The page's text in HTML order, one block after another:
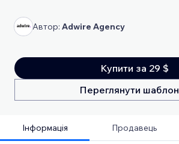
Автор: Adwire Agency
Купити за 29 $
Переглянути шаблон
Інформація Продавець